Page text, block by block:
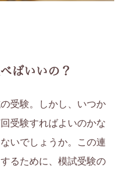
ばいいの？
受験。しかし、いつか
受験すればよいのかな
いでしょうか。この連
るために、模試受験の